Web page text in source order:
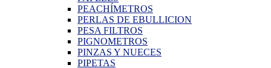
PEACHÍMETROS
PERLAS DE EBULLICION
PESA FILTROS
PIGNOMETROS
PINZAS Y NUECES
PIPETAS